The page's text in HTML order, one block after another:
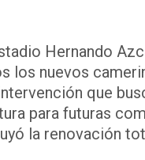
Hernando
los nuevos
intervención que
para futuras
la renovación